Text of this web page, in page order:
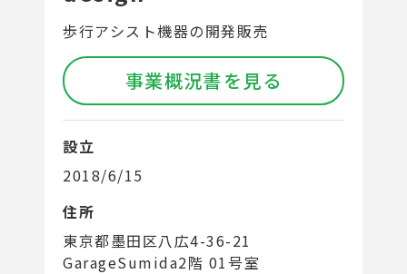
歩行アシスト機器の開発販売
事業概況書を見る
設立
2018/6/15
住所
東京都墨田区八広4-36-21
GarageSumida2階 01号室